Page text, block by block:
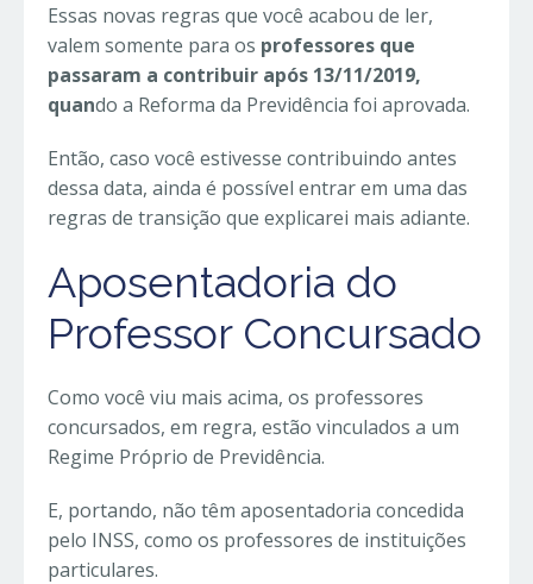
Essas novas regras que você acabou de ler,
valem somente para os professores que
passaram a contribuir após 13/11/2019,
quando a Reforma da Previdência foi aprovada.
Então, caso você estivesse contribuindo antes
dessa data, ainda é possível entrar em uma das
regras de transição que explicarei mais adiante.
Aposentadoria do
Professor Concursado
Como você viu mais acima, os professores
concursados, em regra, estão vinculados a um
Regime Próprio de Previdência.
E, portando, não têm aposentadoria concedida
pelo INSS, como os professores de instituições
particulares.